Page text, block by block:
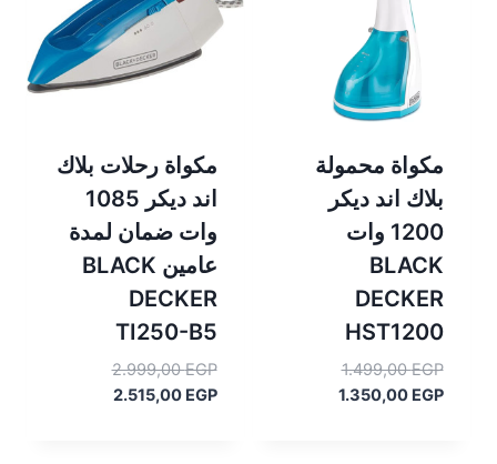
مكواة محمولة
بلاك اند ديكر
1200 وات
BLACK
DECKER
HST1200
1.499,00EGP
السعر
الأصلي1.350,00 EGP
السعر
مكواة رحلات بلاك
اند ديكر 1085
وات ضمان لمدة
عامين BLACK
DECKER
TI250-B5
2.999,00EGP
السعر
2.515,00 EGP
السعر